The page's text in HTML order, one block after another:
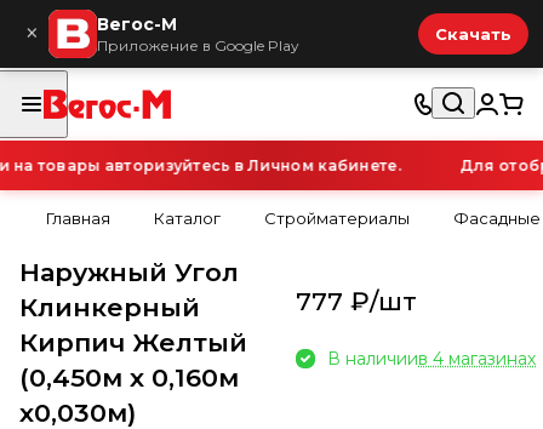
× Вегос-М
Приложение в Google Play
Скачать
товары авторизуйтесь в Личном кабинете. Для
Главная Каталог Стройматериалы Фасадные
Наружный Угол
Клинкерный
Кирпич Желтый
(0,450м х 0,160м
х0,030м)
777 ₽/шт
В наличиив 4 магазинах